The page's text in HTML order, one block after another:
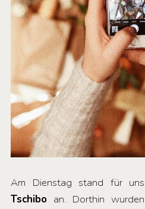
Am Dienstag stand für
Tschibo an. Dorthin